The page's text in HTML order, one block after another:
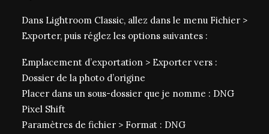
Dans Lightroom Classic, allez dans le menu Fichier >
Exporter, puis réglez les options suivantes :
Emplacement d’exportation > Exporter vers :
Dossier de la photo d’origine
Placer dans un sous-dossier que je nomme : DNG
Pixel Shift
Paramètres de fichier > Format : DNG